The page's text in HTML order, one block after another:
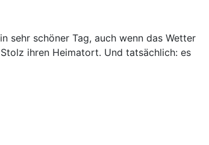
sehr schöner Tag, auch wenn das Wetter
ihren Heimatort. Und tatsächlich: es